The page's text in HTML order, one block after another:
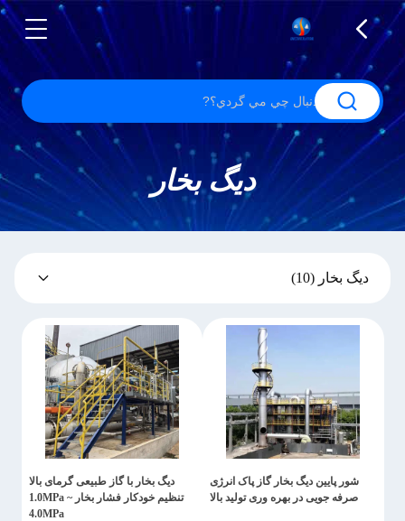
دیگ بخار
دیگ بخار (10)
شور پایین دیگ بخار گاز پاک انرژی
صرفه جویی در بهره وری تولید بالا
دیگ بخار با گاز طبیعی گرمای بالا
تنظیم خودکار فشار بخار 1.0MPa ~
4.0MPa